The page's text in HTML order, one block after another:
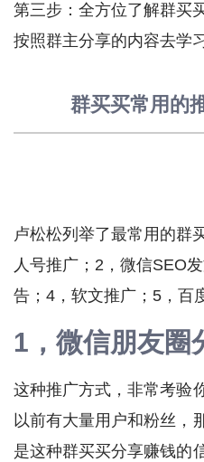
第三步：全方位了解群买
按照群主分享的内容去学
群买买常用的
卢松松列举了最常用的群
人号推广；2，微信SEO
告；4，软文推广；5，百
1，微信朋友圈
这种推广方式，非常考验
以前有大量用户和粉丝，
是这种群买买分享赚钱的